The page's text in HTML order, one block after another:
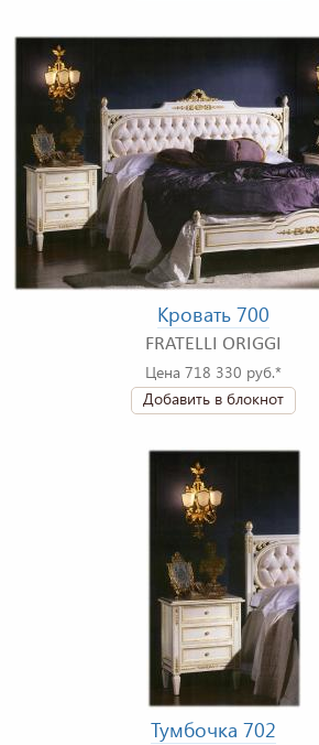
Кровать 700
FRATELLI ORIGGI
Цена 718 330 руб.*
Добавить в блокнот
Тумбочка 702